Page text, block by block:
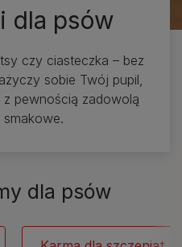
dla psów
czy ciasteczka – bez
sobie Twój pupil,
pewnością zadowolą
smakowe.
dla psów